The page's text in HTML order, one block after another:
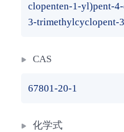
clopenten-1-yl)pent-
3-trimethylcyclopent-
CAS
67801-20-1
化学式